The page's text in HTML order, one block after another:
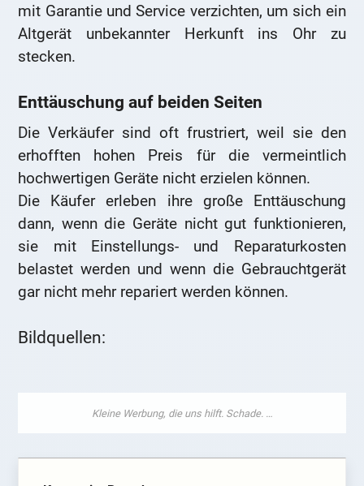
mit Garantie und Service verzichten, um sich ein
Altgerät unbekannter Herkunft ins Ohr zu
stecken.
Enttäuschung auf beiden Seiten
Die Verkäufer sind oft frustriert, weil sie den
erhofften hohen Preis für die vermeintlich
hochwertigen Geräte nicht erzielen können.
Die Käufer erleben ihre große Enttäuschung
dann, wenn die Geräte nicht gut funktionieren,
sie mit Einstellungs- und Reparaturkosten
belastet werden und wenn die Gebrauchtgerät
gar nicht mehr repariert werden können.
Bildquellen: